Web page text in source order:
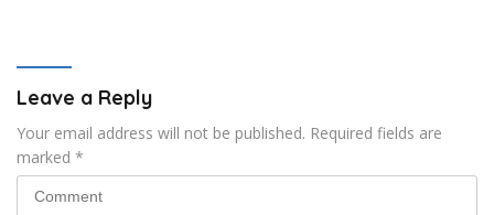
Leave a Reply
Your email address will not be published. Required fields are
marked *